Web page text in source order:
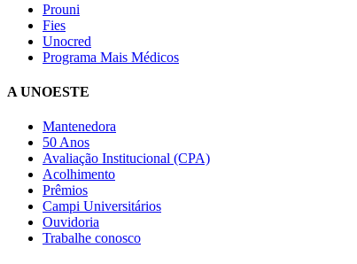
Prouni
Fies
Unocred
Programa Mais Médicos
A UNOESTE
Mantenedora
50 Anos
Avaliação Institucional (CPA)
Acolhimento
Prêmios
Campi Universitários
Ouvidoria
Trabalhe conosco